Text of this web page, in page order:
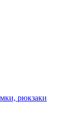
рюкзаки